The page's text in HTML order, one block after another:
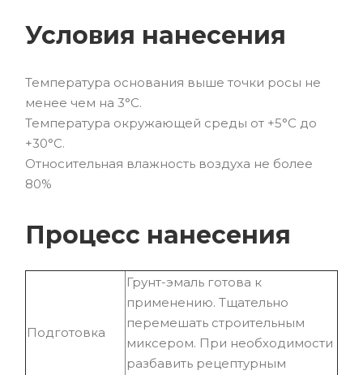
Условия нанесения
Температура основания выше точки росы не
менее чем на 3°C.
Температура окружающей среды от +5°С до
+30°C.
Относительная влажность воздуха не более
80%
Процесс нанесения
Подготовка
Грунт-эмаль готова к
применению. Тщательно
перемешать строительным
миксером. При необходимости
разбавить рецептурным